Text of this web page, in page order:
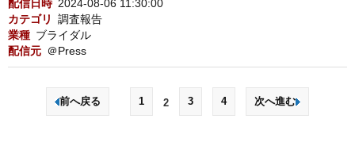
配信日時 2024-08-06 11:30:00
カテゴリ
調査報告
業種 ブライダル
配信元 ＠Press
前へ戻る 1 2 3 4 次へ進む